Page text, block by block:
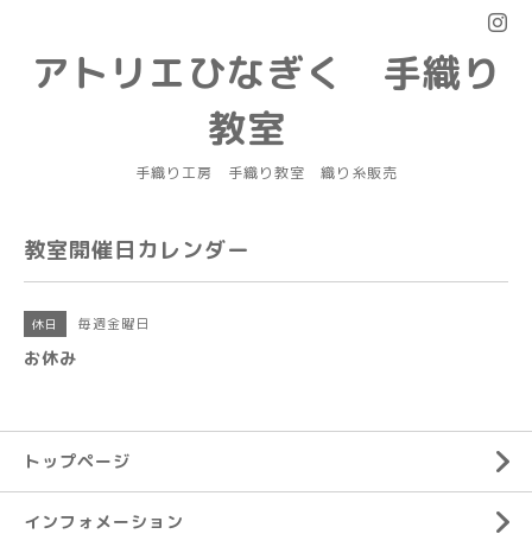
アトリエひなぎく 手織り
教室
手織り工房 手織り教室 織り糸販売
教室開催日カレンダー
休日 毎週金曜日
お休み
トップページ
インフォメーション